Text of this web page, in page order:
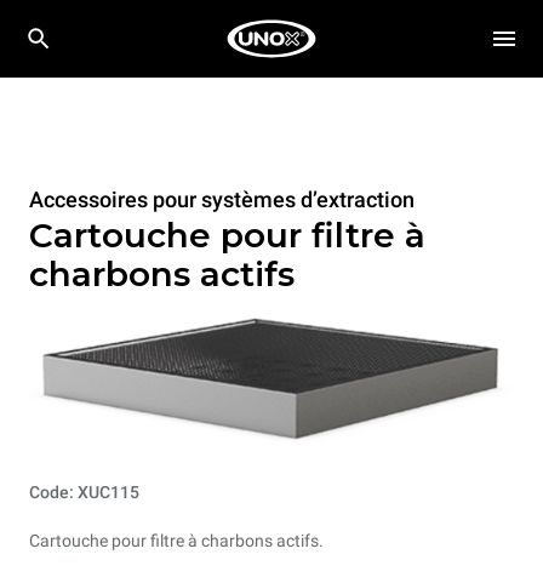
Accessoires pour systèmes d’extraction
Cartouche pour filtre à
charbons actifs
Code: XUC115
Cartouche pour filtre à charbons actifs.